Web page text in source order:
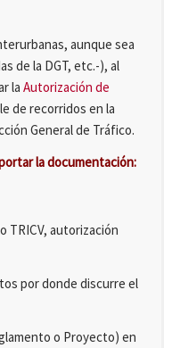
aunque sea
de la DGT, etc.-), al
laAutorización de
de recorridos en la
General de Tráfico.
la documentación:
TRICV, autorización
por donde discurre el
o Proyecto) en